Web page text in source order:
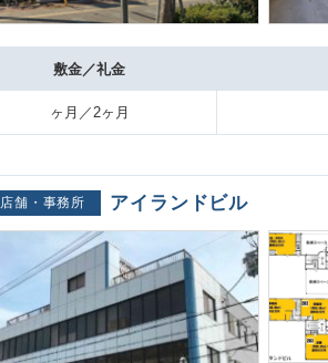
敷金／礼金
ヶ月／2ヶ月
店舗・事務所
アイランドビル